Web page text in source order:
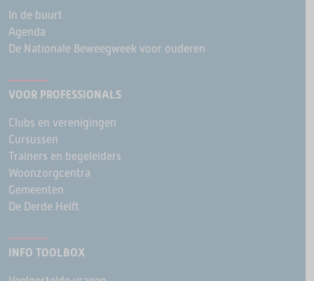
In de buurt
Agenda
De Nationale Beweegweek voor ouderen
VOOR PROFESSIONALS
Clubs en verenigingen
Cursussen
Trainers en begeleiders
Woonzorgcentra
Gemeenten
De Derde Helft
INFO TOOLBOX